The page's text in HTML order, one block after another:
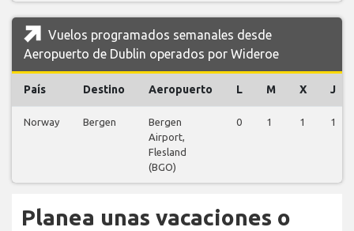
Vuelos programados semanales desde
Aeropuerto de Dublin operados por Wideroe
País Destino Aeropuerto L M X J
Norway Bergen
Bergen
Airport,
Flesland
(BGO)
0 1 1 1
Planea unas vacaciones o